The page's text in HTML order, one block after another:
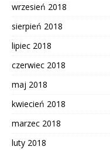
wrzesień 2018
sierpień 2018
lipiec 2018
czerwiec 2018
maj 2018
kwiecień 2018
marzec 2018
luty 2018